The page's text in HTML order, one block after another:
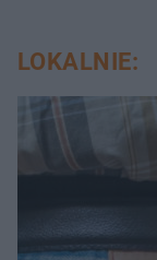
LOKALNIE: